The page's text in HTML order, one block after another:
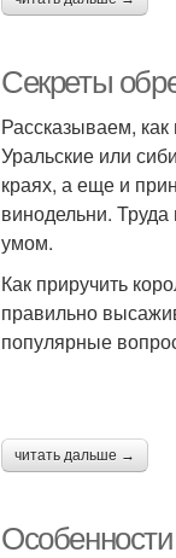
Секреты
Рассказываем,
Уральские или
краях, а еще и
винодельни.
умом.
Как приручить
правильно
популярные
читать дальше →